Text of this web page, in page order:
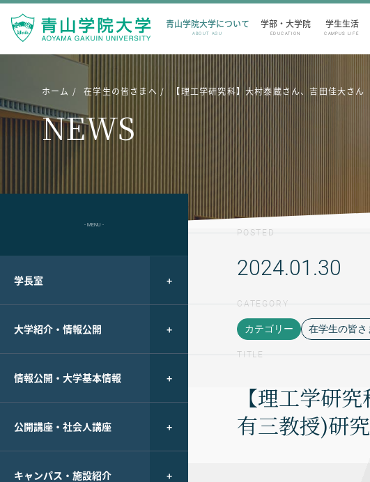
青山学院大学について
ABOUT AGU
学部・大学院
EDUCATION
学生生活
CAMPUS LIFE
ホーム 在学生の皆さまへ 【理工学研究科】大村泰蔵さん、吉田佳大さ
NEWS
- MENU -
学長室
大学紹介・情報公開
情報公開・大学基本情報
公開講座・社会人講座
キャンパス・施設紹介
POSTED
2024.01.30
CATEGORY
カテゴリー 在学生の皆さ
TITLE
【理工学研
有三教授)研